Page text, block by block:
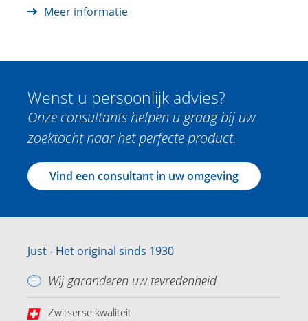
Meer informatie
Wenst u persoonlijk advies?
Onze consultants helpen u graag bij uw
zoektocht naar het perfecte product.
Vind een consultant in uw omgeving
Just - Het original sinds 1930
Wij garanderen uw tevredenheid
Zwitserse kwaliteit